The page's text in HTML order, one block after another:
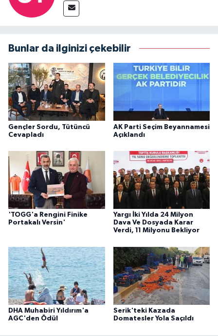
Bunlar da ilginizi çekebilir
Gençler Sordu, Tütüncü
Cevapladı
AK Parti Seçim Beyannamesi
Açıklandı
'TOGG'a Rengini Finike
Portakalı Versin'
Yargı İki Yılda 24 Milyon
Dava Ve Dosyada Karar
Verdi, 11 Milyonu Bekliyor
DHA Muhabiri Yıldırım'a
AGC'den Ödül
Serik'teki Kazada
Domatesler Yola Saçıldı